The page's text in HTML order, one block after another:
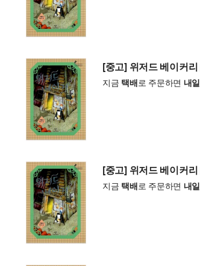
[중고] 위저드 베이커리
지금 택배로 주문하면 내일
[중고] 위저드 베이커리
지금 택배로 주문하면 내일